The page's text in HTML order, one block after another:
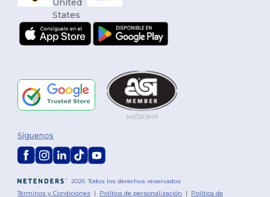
2026. Todos los derechos reservados
Términos y Condiciones | Política de personalización | Política de
Síguenos